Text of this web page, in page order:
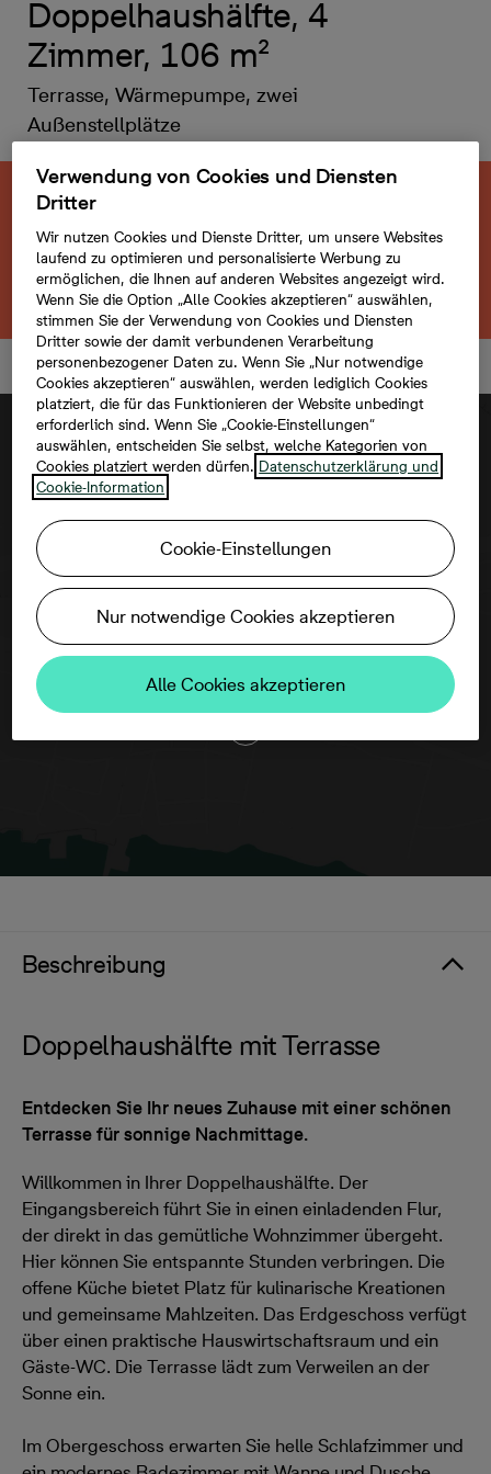
Doppelhaushälfte, 4
Zimmer, 106 m²
Terrasse, Wärmepumpe, zwei
Außenstellplätze
Diese neu gebaute Immobilie ist bereits
verkauft.
Zurück zum Projekt
aktivieren Sie bitte die Dienste Dritter in
den Cookie-Einstellungen.
Beschreibung
Doppelhaushälfte mit Terrasse
Entdecken Sie Ihr neues Zuhause mit einer schönen
Terrasse für sonnige Nachmittage.
Willkommen in Ihrer Doppelhaushälfte. Der
Eingangsbereich führt Sie in einen einladenden Flur,
der direkt in das gemütliche Wohnzimmer übergeht.
Hier können Sie entspannte Stunden verbringen. Die
offene Küche bietet Platz für kulinarische Kreationen
und gemeinsame Mahlzeiten. Das Erdgeschoss verfügt
über einen praktische Hauswirtschaftsraum und ein
Gäste-WC. Die Terrasse lädt zum Verweilen an der
Sonne ein.
Im Obergeschoss erwarten Sie helle Schlafzimmer und
Verwendung von Cookies und Diensten
Dritter
Wir nutzen Cookies und Dienste Dritter, um unsere Websites
laufend zu optimieren und personalisierte Werbung zu
ermöglichen, die Ihnen auf anderen Websites angezeigt wird.
Wenn Sie die Option „Alle Cookies akzeptieren“ auswählen,
stimmen Sie der Verwendung von Cookies und Diensten
Dritter sowie der damit verbundenen Verarbeitung
personenbezogener Daten zu. Wenn Sie „Nur notwendige
Cookies akzeptieren“ auswählen, werden lediglich Cookies
platziert, die für das Funktionieren der Website unbedingt
erforderlich sind. Wenn Sie „Cookie-Einstellungen“
auswählen, entscheiden Sie selbst, welche Kategorien von
Cookies platziert werden dürfen. Datenschutzerklärung und
Cookie-Information
Cookie-Einstellungen
Nur notwendige Cookies akzeptieren
Alle Cookies akzeptieren